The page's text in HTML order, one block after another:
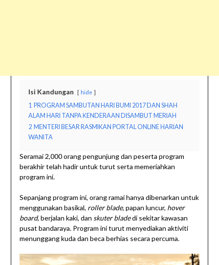
Isi Kandungan hide
1 PROGRAM SAMBUTAN HARI BUMI 2017 DAN SHAH
ALAM HARI TANPA KENDERAAN DISAMBUT MERIAH
2 MENTERI BESAR RASMIKAN PORTAL ONLINE HARIAN
WANITA
Seramai 2,000 orang pengunjung dan peserta program
berakhir telah hadir untuk turut serta memeriahkan
program ini.
Sepanjang program ini, orang ramai hanya dibenarkan untuk
menggunakan basikal, roller blade, papan luncur, hover
board, berjalan kaki, dan skuter bladedi sekitar kawasan
pusat bandaraya. Program ini turut menyediakan aktiviti
menunggang kuda dan beca berhias secara percuma.